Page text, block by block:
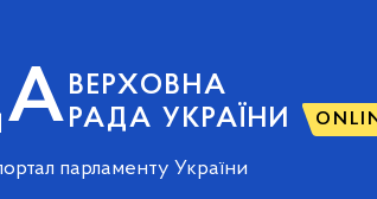
ВЕРХОВНА
РАДА УКРАЇНИ
парламенту України